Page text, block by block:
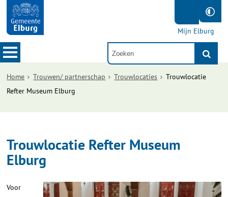
Mijn Elburg
Home Trouwen/ partnerschap Trouwlocaties
Trouwlocatie
Refter Museum Elburg
Trouwlocatie Refter Museum
Elburg
Voor